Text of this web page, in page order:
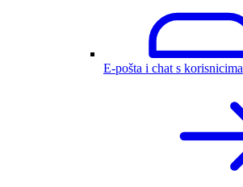
E-pošta i chat s korisnicima